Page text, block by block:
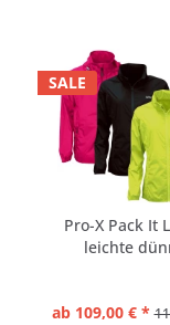
SALE
Pro-X Pack It
leichte
ab 109,00 € *